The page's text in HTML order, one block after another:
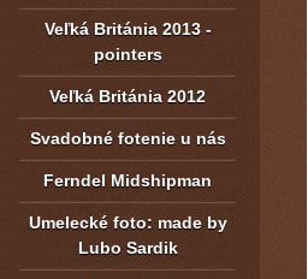
Veľká Británia 2013 -
pointers
Veľká Británia 2012
Svadobné fotenie u nás
Ferndel Midshipman
Umelecké foto: made by
Lubo Sardik